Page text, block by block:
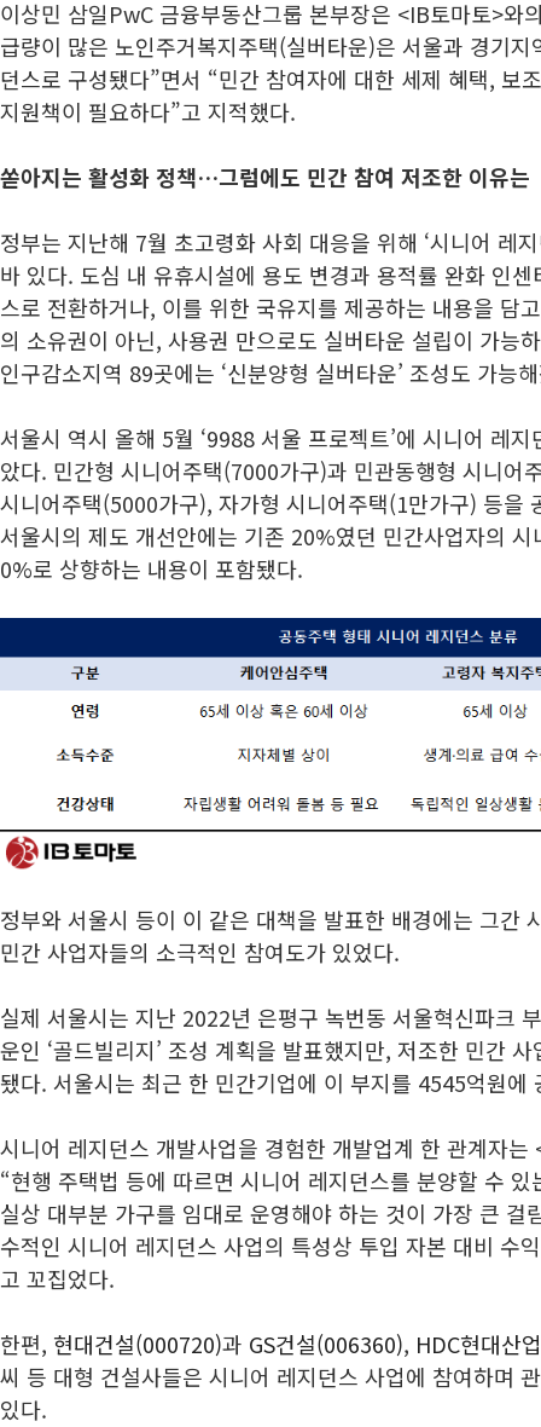
이상민 삼일PwC 금융부동산그룹 본부장은 <IB토마토>와
급량이 많은 노인주거복지주택(실버타운)은 서울과 경기
던스로 구성됐다”면서 “민간 참여자에 대한 세제 혜택, 보
지원책이 필요하다”고 지적했다.
쏟아지는 활성화 정책…그럼에도 민간 참여 저조한 이유는
정부는 지난해 7월 초고령화 사회 대응을 위해 ‘시니어 레
바 있다. 도심 내 유휴시설에 용도 변경과 용적률 완화 인
스로 전환하거나, 이를 위한 국유지를 제공하는 내용을 담
의 소유권이 아닌, 사용권 만으로도 실버타운 설립이 가능
인구감소지역 89곳에는 ‘신분양형 실버타운’ 조성도 가능
서울시 역시 올해 5월 ‘9988 서울 프로젝트’에 시니어 레
았다. 민간형 시니어주택(7000가구)과 민관동행형 시니어
시니어주택(5000가구), 자가형 시니어주택(1만가구) 등을
서울시의 제도 개선안에는 기존 20%였던 민간사업자의
0%로 상향하는 내용이 포함됐다.
정부와 서울시 등이 이 같은 대책을 발표한 배경에는 그간
민간 사업자들의 소극적인 참여도가 있었다.
실제 서울시는 지난 2022년 은평구 녹번동 서울혁신파크
운인 ‘골드빌리지’ 조성 계획을 발표했지만, 저조한 민간
됐다. 서울시는 최근 한 민간기업에 이 부지를 4545억원에
시니어 레지던스 개발사업을 경험한 개발업계 한 관계자
“현행 주택법 등에 따르면 시니어 레지던스를 분양할 수
실상 대부분 가구를 임대로 운영해야 하는 것이 가장 큰 걸
수적인 시니어 레지던스 사업의 특성상 투입 자본 대비 수
고 꼬집었다.
한편, 현대건설(000720)과 GS건설(006360), HDC현대산
씨 등 대형 건설사들은 시니어 레지던스 사업에 참여하며
있다.